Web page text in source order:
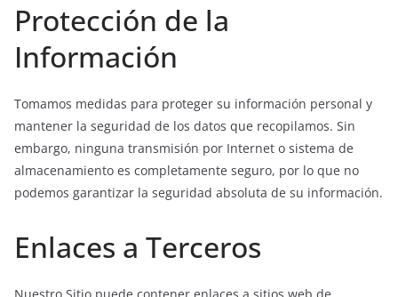
Protección de la
Información
Tomamos medidas para proteger su información personal y
mantener la seguridad de los datos que recopilamos. Sin
embargo, ninguna transmisión por Internet o sistema de
almacenamiento es completamente seguro, por lo que no
podemos garantizar la seguridad absoluta de su información.
Enlaces a Terceros